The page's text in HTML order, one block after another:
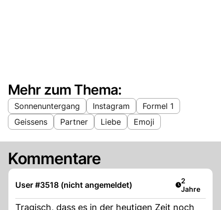
Mehr zum Thema:
Sonnenuntergang Instagram
Formel 1
Geissens
Partner Liebe Emoji
Kommentare
User #3518 (nicht angemeldet) Artikel
2
Jahre
Tragisch, dass es in der heutigen Zeit noch